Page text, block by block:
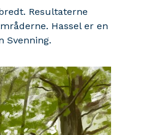
Resultaterne
Hassel er en
Svenning.